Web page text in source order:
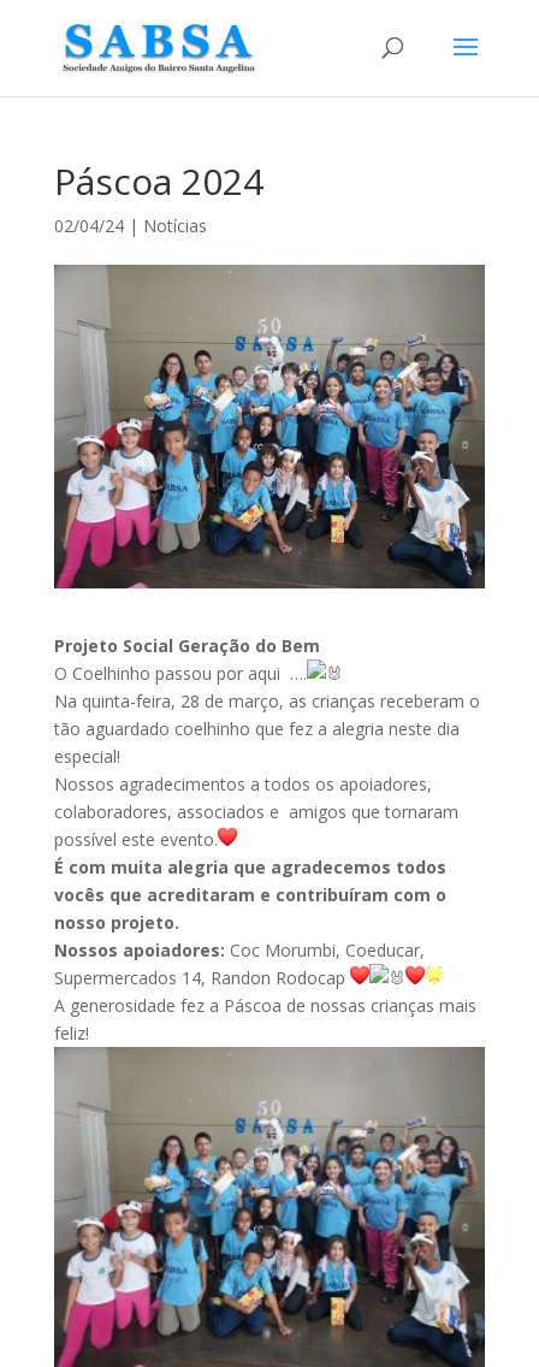
Páscoa 2024
02/04/24| Notícias
Projeto Social Geração do Bem
O Coelhinho passou por aqui ….
Na quinta-feira, 28 de março, as crianças receberam o
tão aguardado coelhinho que fez a alegria neste dia
especial!
Nossos agradecimentos a todos os apoiadores,
colaboradores, associados e amigos que tornaram
possível este evento.
É com muita alegria que agradecemos todos
vocês que acreditaram e contribuíram com o
nosso projeto.
Nossos apoiadores: Coc Morumbi, Coeducar,
Supermercados 14, Randon Rodocap
A generosidade fez a Páscoa de nossas crianças mais
feliz!